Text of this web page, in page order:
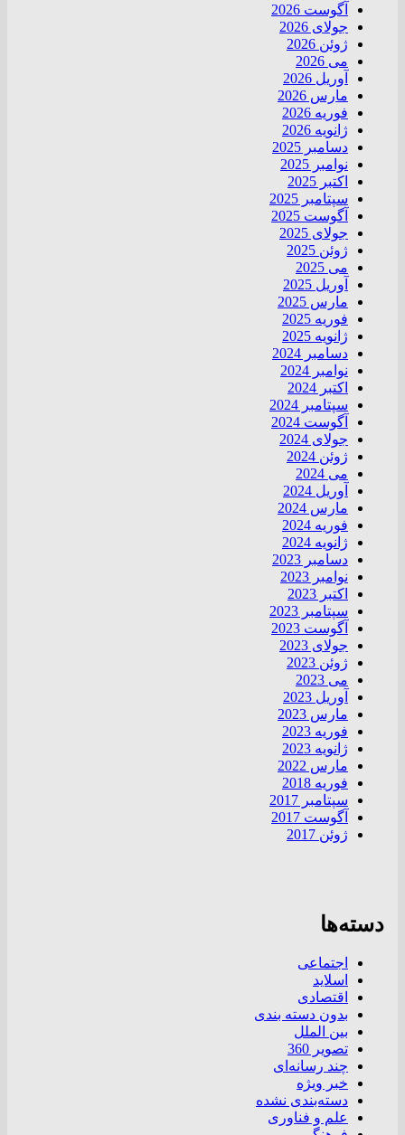
آگوست 2026
جولای 2026
ژوئن 2026
می 2026
آوریل 2026
مارس 2026
فوریه 2026
ژانویه 2026
دسامبر 2025
نوامبر 2025
اکتبر 2025
سپتامبر 2025
آگوست 2025
جولای 2025
ژوئن 2025
می 2025
آوریل 2025
مارس 2025
فوریه 2025
ژانویه 2025
دسامبر 2024
نوامبر 2024
اکتبر 2024
سپتامبر 2024
آگوست 2024
جولای 2024
ژوئن 2024
می 2024
آوریل 2024
مارس 2024
فوریه 2024
ژانویه 2024
دسامبر 2023
نوامبر 2023
اکتبر 2023
سپتامبر 2023
آگوست 2023
جولای 2023
ژوئن 2023
می 2023
آوریل 2023
مارس 2023
فوریه 2023
ژانویه 2023
مارس 2022
فوریه 2018
سپتامبر 2017
آگوست 2017
ژوئن 2017
دسته‌ها
اجتماعی
اسلاید
اقتصادی
بدون دسته بندی
بین الملل
تصویر 360
چند رسانه‌ای
خبر ویژه
دسته‌بندی نشده
علم و فناوری